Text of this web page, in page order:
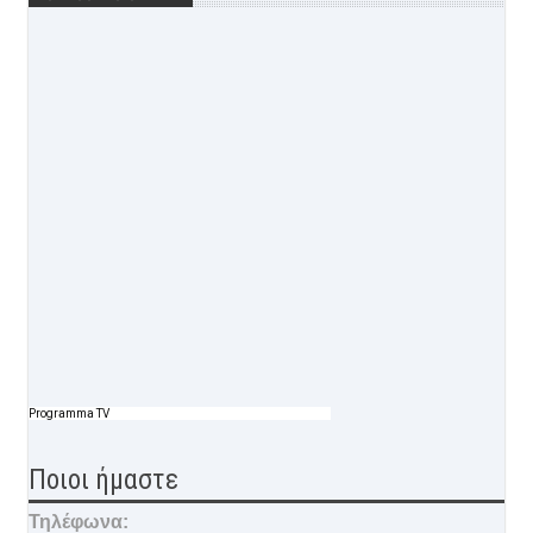
Programma TV
Ποιοι ήμαστε
Τηλέφωνα: